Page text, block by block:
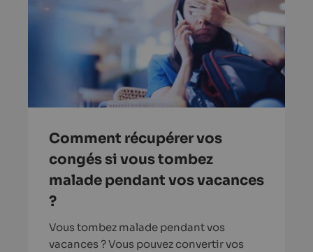
Comment récupérer vos
congés si vous tombez
malade pendant vos vacances
?
Vous tombez malade pendant vos
vacances ? Vous pouvez convertir vos